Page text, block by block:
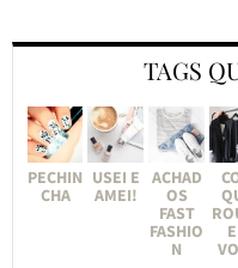
TAGS
PECHIN
CHA
USEI E
AMEI!
ACHAD
OS
FAST
FASHIO
N